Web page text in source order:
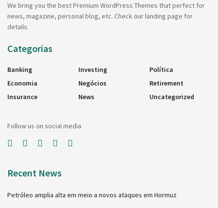
We bring you the best Premium WordPress Themes that perfect for
news, magazine, personal blog, etc. Check our landing page for
details.
Categorias
Banking
Economia
Insurance
Investing
Negócios
News
Política
Retirement
Uncategorized
Follow us on social media
Recent News
Petróleo amplia alta em meio a novos ataques em Hormuz